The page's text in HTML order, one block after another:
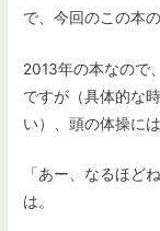
で、今回のこの本の
2013年の本なので
ですが（具体的な
い）、頭の体操に
「あー、なるほど
は。